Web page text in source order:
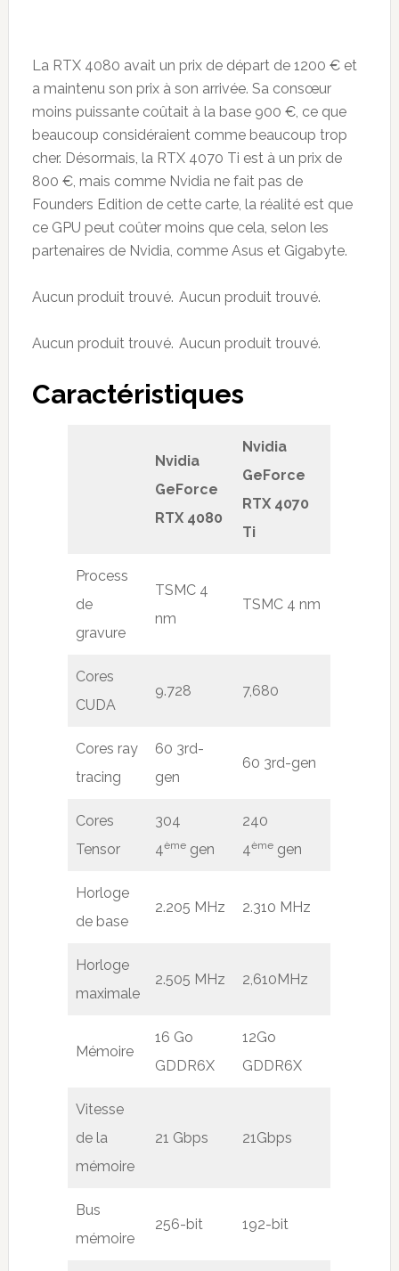
La RTX 4080 avait un prix de départ de 1200 € et
a maintenu son prix à son arrivée. Sa consœur
moins puissante coûtait à la base 900 €, ce que
beaucoup considéraient comme beaucoup trop
cher. Désormais, la RTX 4070 Ti est à un prix de
800 €, mais comme Nvidia ne fait pas de
Founders Edition de cette carte, la réalité est que
ce GPU peut coûter moins que cela, selon les
partenaires de Nvidia, comme Asus et Gigabyte.
Aucun produit trouvé. Aucun produit trouvé.
Aucun produit trouvé. Aucun produit trouvé.
Caractéristiques
Nvidia
GeForce
RTX 4080
Nvidia
GeForce
RTX 4070
Ti
Process
de
gravure
TSMC 4
nm
TSMC 4 nm
Cores
CUDA
9.728 7,680
Cores ray
tracing
60 3rd-
gen
60 3rd-gen
Cores
Tensor
304
4èmegen
240
4èmegen
Horloge
de base
2.205 MHz 2.310 MHz
Horloge
maximale
2.505 MHz 2,610MHz
Mémoire
16 Go
GDDR6X
12Go
GDDR6X
Vitesse
de la
mémoire
21 Gbps 21Gbps
Bus
mémoire
256-bit 192-bit